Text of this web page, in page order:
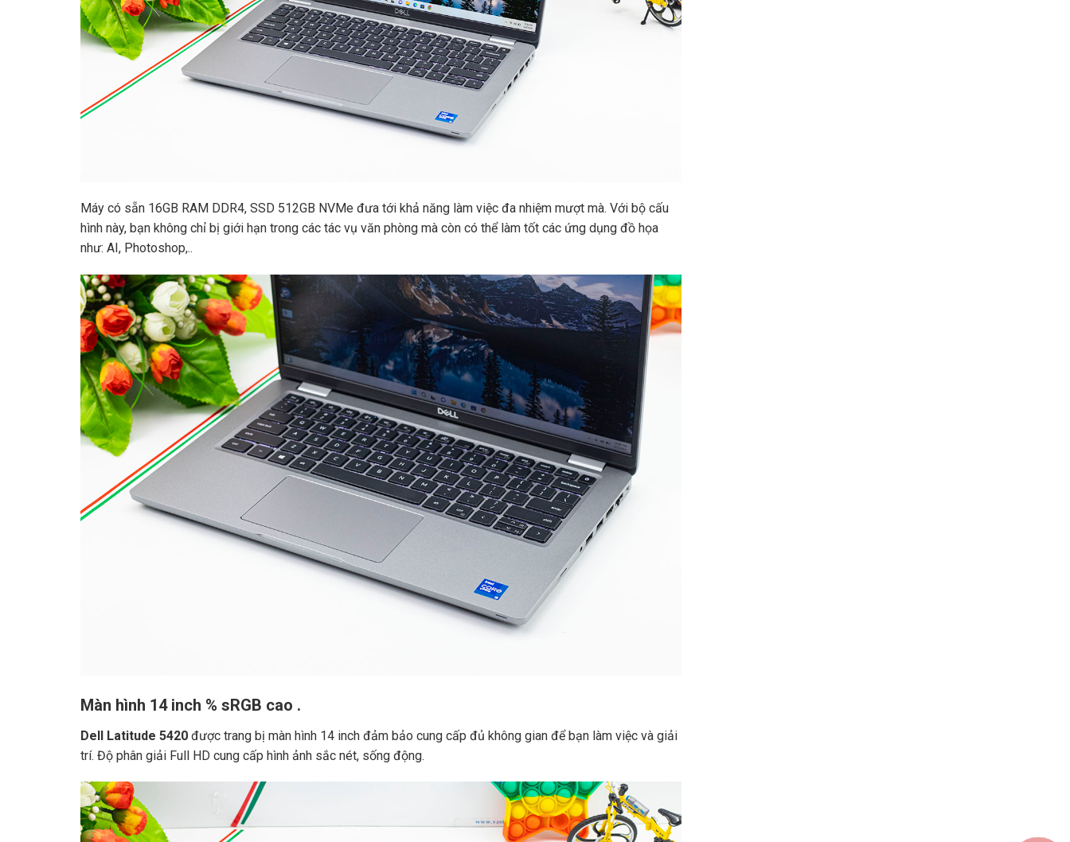
Máy có sẵn 16GB RAM DDR4, SSD 512GB NVMe đưa tới khả năng làm việc đa nhiệm mượt mà. Với bộ cấu
hình này, bạn không chỉ bị giới hạn trong các tác vụ văn phòng mà còn có thể làm tốt các ứng dụng đồ họa
như: AI, Photoshop,..
Màn hình 14 inch % sRGB cao .
Dell Latitude 5420được trang bị màn hình 14 inch đảm bảo cung cấp đủ không gian để bạn làm việc và giải
trí. Độ phân giải Full HD cung cấp hình ảnh sắc nét, sống động.